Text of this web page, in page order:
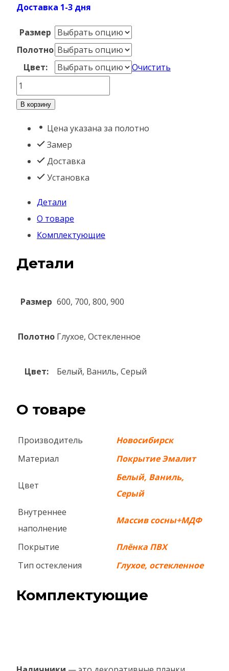
Доставка 1-3 дня
Размер
Полотно
Цвет:
Очистить
Количество
товара
Эмалит
Серый
В корзину
Цена указана за полотно
Замер
Доставка
Установка
Детали
О товаре
Комплектующие
Детали
Размер 600, 700, 800, 900
Полотно Глухое, Остекленное
Цвет: Белый, Ваниль, Серый
О товаре
Производитель
Новосибирск
Материал
Покрытие Эмалит
Цвет
Белый, Ваниль,
Серый
Внутреннее
наполнение
Массив сосны+МДФ
Покрытие
Плёнка ПВХ
Тип остекления
Глухое, остекленное
Комплектующие